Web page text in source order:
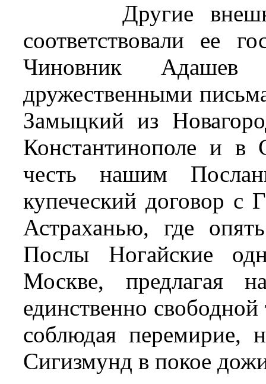
Другие
соответствовали ее
Чиновник
дружественными
Замыцкий из
Константинополе и в
честь нашим
купеческий договор с
Астраханью, где
Послы Ногайские
Москве, предлагая
единственно
соблюдая перемирие,
Сигизмунд в покое